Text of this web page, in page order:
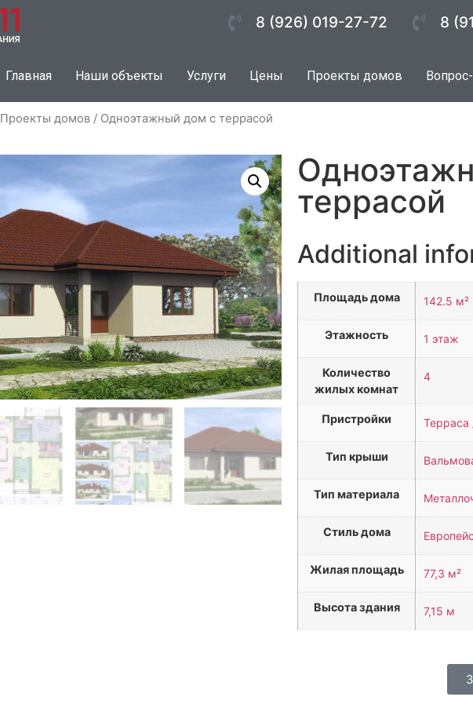
8 (926) 019-27-72 8
Главная Наши объекты Услуги Цены Проекты домов
Проекты домов / Одноэтажный дом с террасой
террасой
Additional
Площадь дома 142.5 м²
Этажность 1 этаж
Количество
жилых комнат
4
Пристройки Терраса
Тип крыши
Тип материала
Стиль дома
Жилая площадь 77,3 м²
Высота здания 7,15 м